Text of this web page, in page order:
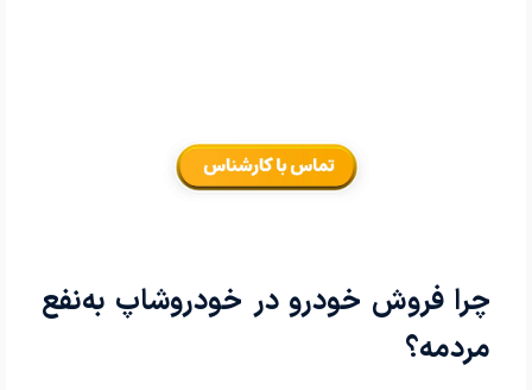
چرا فروش خودرو در خودروشاپ به‌نفع
مردمه؟